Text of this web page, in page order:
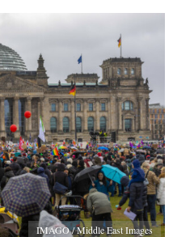
IMAGO / Middle East Images